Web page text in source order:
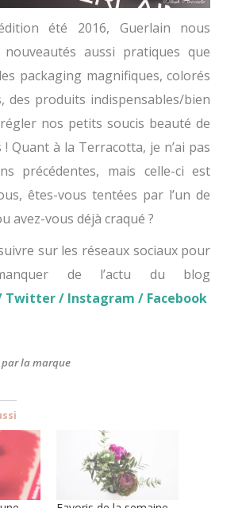
été 2016, Guerlain nous
aussi pratiques que
packaging magnifiques, colorés
des produits indispensables/bien
nos petits soucis beauté de
Quant à la Terracotta, je n’ai pas
précédentes, mais celle-ci est
êtes-vous tentées par l’un de
avez-vous déjà craqué ?
sur les réseaux sociaux pour
de l’actu du blog
Twitter/ Instagram / Facebook
la marque